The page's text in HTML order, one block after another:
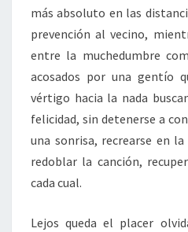
más absoluto en las
prevención al vecino,
entre la muchedumbre
acosados por una gentío
vértigo hacia la nada
felicidad, sin detenerse a
una sonrisa, recrearse en
redoblar la canción,
cada cual.
Lejos queda el placer